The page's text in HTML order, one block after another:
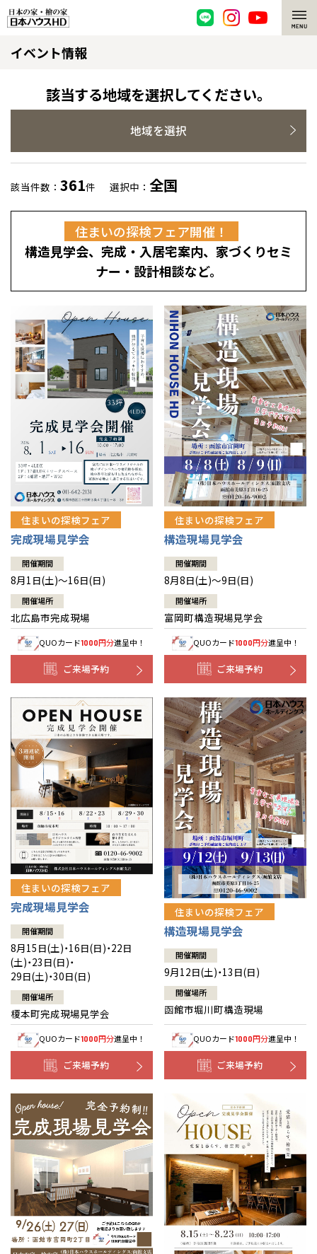
脱炭素・檜の家
環境にやさしい、脱炭素社会の住宅
耐震構造
高耐久住宅
高断熱・高気密の家
エネルギー自給自足
感謝訪問・長期保証
直営工事
1メーターモジュール
冷暖房標準装備
24時間対応コールセンター
デザイン賞各種受賞
セントラルヒーティング
選ばれる理由
檜の魅力 トップ
檜と日本人
1000年を超えて生きる檜
知られざる檜の効果・作用
理想の木材「檜」
注文住宅
グレートステージ
平屋の家
外観・インテリア集
暮らし方提案
住まいのコラム
住まいのお手入れ集
リフォーム トップ
選ばれる理由
リフォームの流れ
介護保険利用で快適リフォーム
賃貸併用住宅のメリット
安心のサポートシステム
展示場案内
分譲住宅・土地
分譲マンション
分譲マンション トップ
ワザックとは
高い信頼性
安心の管理体制
ギャラリー
会社情報
会社情報 トップ
ニュースリリース
代表ごあいさつ
企業理念
会社概要
事業部紹介
IR情報
木材調達指針
グループ会社紹介
CMギャラリー
採用情報
お問い合わせ
会員サイト
イベント情報
該当する地域を選択してください。
地域を選択
該当件数： 361件 選択中： 全国
住まいの探検フェア開催！
構造見学会、完成・入居宅案内、家づくりセミ
ナー・設計相談など。
住まいの探検フェア
完成現場見学会
開催期間
8月1日(土)～16日(日)
開催場所
北広島市完成現場
QUOカード1000円分進呈中！
ご来場予約
住まいの探検フェア
構造現場見学会
開催期間
8月8日(土)～9日(日)
開催場所
富岡町構造現場見学会
QUOカード1000円分進呈中！
ご来場予約
住まいの探検フェア
完成現場見学会
開催期間
8月15日(土)・16日(日)・22日
(土)・23日(日)・
29日(土)・30日(日)
開催場所
榎本町完成現場見学会
QUOカード1000円分進呈中！
ご来場予約
住まいの探検フェア
構造現場見学会
開催期間
9月12日(土)・13日(日)
開催場所
函館市堀川町構造現場
QUOカード1000円分進呈中！
ご来場予約